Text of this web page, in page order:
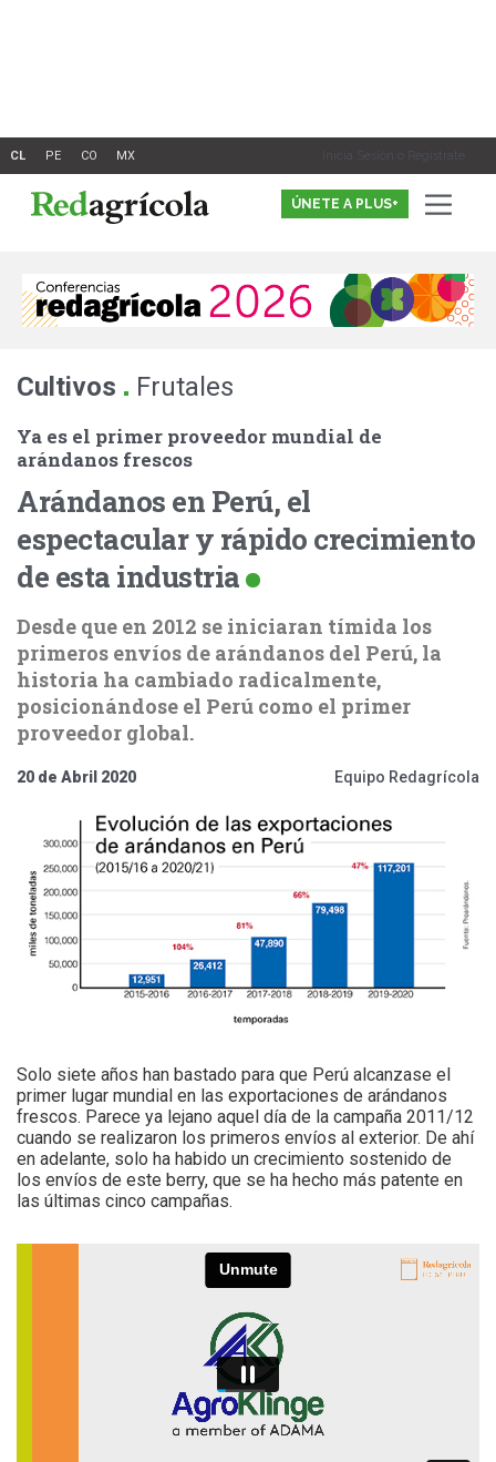
Inicia Sesión o Registrate
ÚNETE A PLUS+
Cultivos . Frutales
Ya es el primer proveedor mundial de
arándanos frescos
Arándanos en Perú, el
espectacular y rápido crecimiento
de esta industria
Desde que en 2012 se iniciaran tímida los
primeros envíos de arándanos del Perú, la
historia ha cambiado radicalmente,
posicionándose el Perú como el primer
proveedor global.
20 de Abril 2020 Equipo Redagrícola
Solo siete años han bastado para que Perú alcanzase el
primer lugar mundial en las exportaciones de arándanos
frescos. Parece ya lejano aquel día de la campaña 2011/12
cuando se realizaron los primeros envíos al exterior. De ahí
en adelante, solo ha habido un crecimiento sostenido de
los envíos de este berry, que se ha hecho más patente en
las últimas cinco campañas.